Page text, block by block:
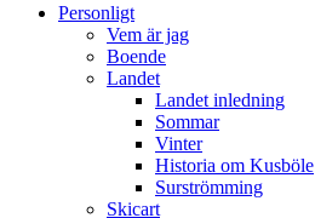
Personligt
Vem är jag
Boende
Landet
Landet inledning
Sommar
Vinter
Historia om Kusböle
Surströmming
Skicart